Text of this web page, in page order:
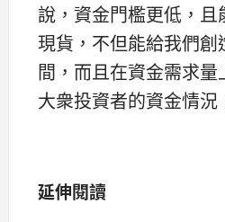
說，資金門檻更低，
現貨，不但能給我們創
間，而且在資金需求
大衆投資者的資金情況
延伸閱讀